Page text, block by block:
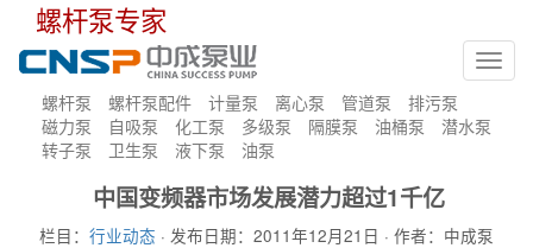
螺杆泵专家
螺杆泵 螺杆泵配件 计量泵 离心泵 管道泵
排污泵
磁力泵
自吸泵 化工泵 多级泵 隔膜泵 油桶泵
潜水泵
转子泵
卫生泵 液下泵 油泵
中国变频器市场发展潜力超过1千亿
栏目： 行业动态 · 发布日期：2011年12月21日 · 作者：中成泵